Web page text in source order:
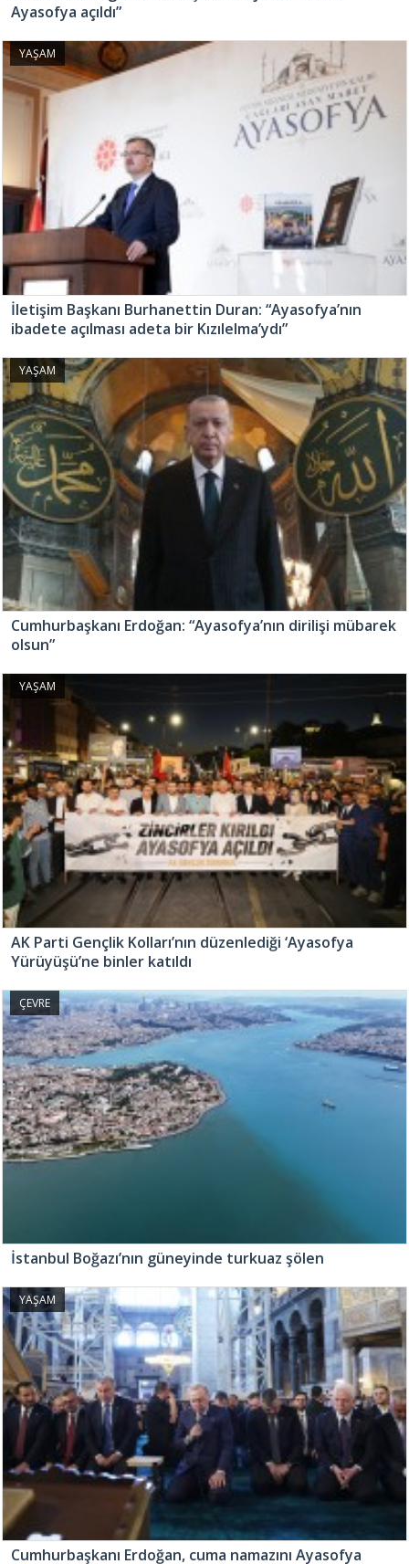
Ayasofya açıldı”
YAŞAM
İletişim Başkanı Burhanettin Duran: “Ayasofya’nın
ibadete açılması adeta bir Kızılelma’ydı”
YAŞAM
Cumhurbaşkanı Erdoğan: “Ayasofya’nın dirilişi mübarek
olsun”
YAŞAM
AK Parti Gençlik Kolları’nın düzenlediği ‘Ayasofya
Yürüyüşü’ne binler katıldı
ÇEVRE
İstanbul Boğazı’nın güneyinde turkuaz şölen
YAŞAM
Cumhurbaşkanı Erdoğan, cuma namazını Ayasofya